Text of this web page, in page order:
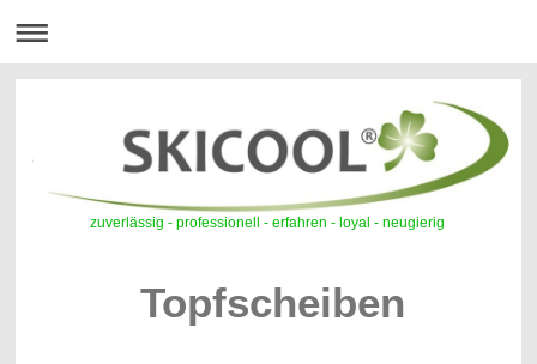
zuverlässig - professionell - erfahren - loyal - neugierig
Topfscheiben